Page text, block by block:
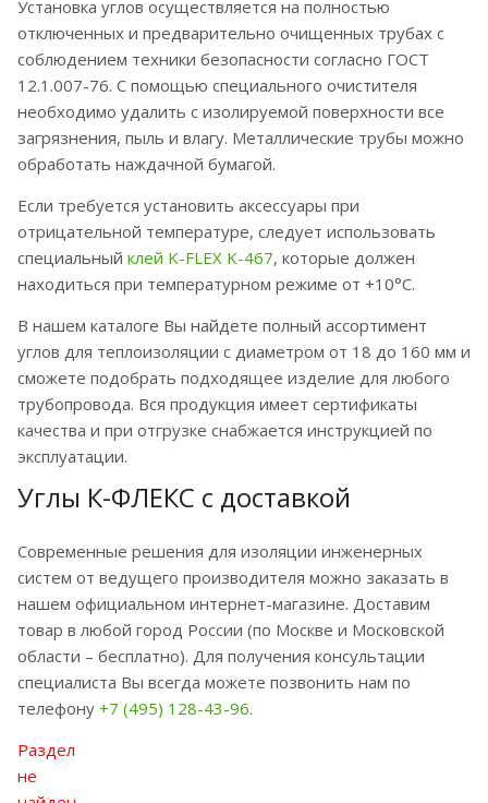
Установка углов осуществляется на полностью
отключенных и предварительно очищенных трубах с
соблюдением техники безопасности согласно ГОСТ
12.1.007-76. С помощью специального очистителя
необходимо удалить с изолируемой поверхности все
загрязнения, пыль и влагу. Металлические трубы можно
обработать наждачной бумагой.
Если требуется установить аксессуары при
отрицательной температуре, следует использовать
специальный клей K-FLEX K-467, которые должен
находиться при температурном режиме от +10°С.
В нашем каталоге Вы найдете полный ассортимент
углов для теплоизоляции с диаметром от 18 до 160 мм и
сможете подобрать подходящее изделие для любого
трубопровода. Вся продукция имеет сертификаты
качества и при отгрузке снабжается инструкцией по
эксплуатации.
Углы К-ФЛЕКС с доставкой
Современные решения для изоляции инженерных
систем от ведущего производителя можно заказать в
нашем официальном интернет-магазине. Доставим
товар в любой город России (по Москве и Московской
области – бесплатно). Для получения консультации
специалиста Вы всегда можете позвонить нам по
телефону +7 (495) 128-43-96.
Раздел
не